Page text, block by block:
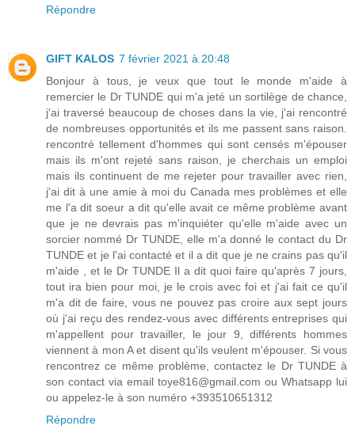
Répondre
GIFT KALOS 7 février 2021 à 20:48
Bonjour à tous, je veux que tout le monde m'aide à
remercier le Dr TUNDE qui m'a jeté un sortilège de chance,
j'ai traversé beaucoup de choses dans la vie, j'ai rencontré
de nombreuses opportunités et ils me passent sans raison.
rencontré tellement d'hommes qui sont censés m'épouser
mais ils m'ont rejeté sans raison, je cherchais un emploi
mais ils continuent de me rejeter pour travailler avec rien,
j'ai dit à une amie à moi du Canada mes problèmes et elle
me l'a dit soeur a dit qu'elle avait ce même problème avant
que je ne devrais pas m'inquiéter qu'elle m'aide avec un
sorcier nommé Dr TUNDE, elle m'a donné le contact du Dr
TUNDE et je l'ai contacté et il a dit que je ne crains pas qu'il
m'aide , et le Dr TUNDE Il a dit quoi faire qu'après 7 jours,
tout ira bien pour moi, je le crois avec foi et j'ai fait ce qu'il
m'a dit de faire, vous ne pouvez pas croire aux sept jours
où j'ai reçu des rendez-vous avec différents entreprises qui
m'appellent pour travailler, le jour 9, différents hommes
viennent à mon A et disent qu'ils veulent m'épouser. Si vous
rencontrez ce même problème, contactez le Dr TUNDE à
son contact via email toye816@gmail.com ou Whatsapp lui
ou appelez-le à son numéro +393510651312
Répondre